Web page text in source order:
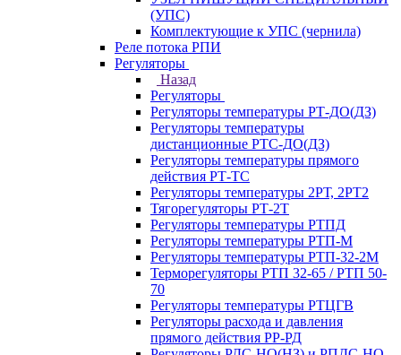
(УПС)
Комплектующие к УПС (чернила)
Реле потока РПИ
Регуляторы
Назад
Регуляторы
Регуляторы температуры РТ-ДО(ДЗ)
Регуляторы температуры
дистанционные РТС-ДО(ДЗ)
Регуляторы температуры прямого
действия РТ-ТС
Регуляторы температуры 2РТ, 2РT2
Тягорегуляторы РТ-2Т
Регуляторы температуры РТПД
Регуляторы температуры РТП-M
Регуляторы температуры РТП-32-2М
Терморегуляторы РТП 32-65 / РТП 50-
70
Регуляторы температуры РТЦГВ
Регуляторы расхода и давления
прямого действия РР-РД